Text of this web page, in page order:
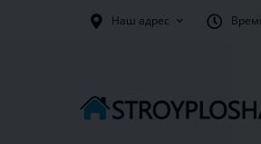
Наш адрес